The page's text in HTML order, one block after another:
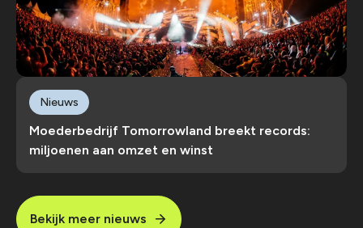
Moederbedrijf Tomorrowland breekt records:
miljoenen aan omzet en winst
Nieuws
Bekijk meer nieuws